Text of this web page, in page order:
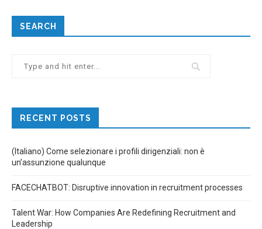
SEARCH
RECENT POSTS
(Italiano) Come selezionare i profili dirigenziali: non è
un’assunzione qualunque
FACECHATBOT: Disruptive innovation in recruitment processes
Talent War: How Companies Are Redefining Recruitment and
Leadership